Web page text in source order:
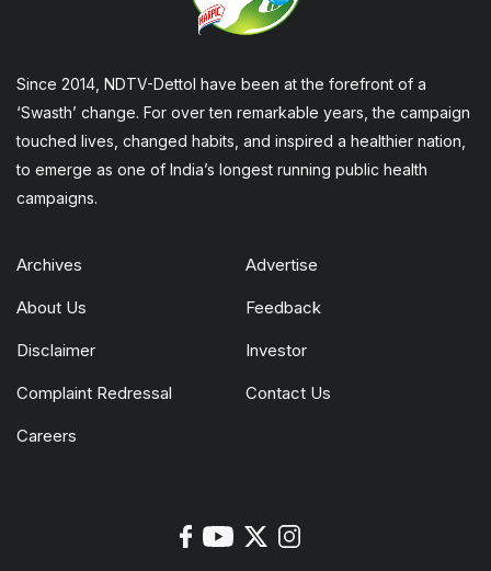
Since 2014, NDTV-Dettol have been at the forefront of a
‘Swasth’ change. For over ten remarkable years, the campaign
touched lives, changed habits, and inspired a healthier nation,
to emerge as one of India’s longest running public health
campaigns.
Archives Advertise
About Us Feedback
Disclaimer Investor
Complaint Redressal Contact Us
Careers